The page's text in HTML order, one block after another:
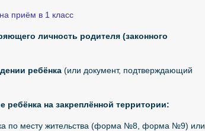
приём в 1 класс
личность родителя (законного
ребёнка(или документ, подтверждающий
на закреплённой территории:
по месту жительства (форма №8, форма №9) или